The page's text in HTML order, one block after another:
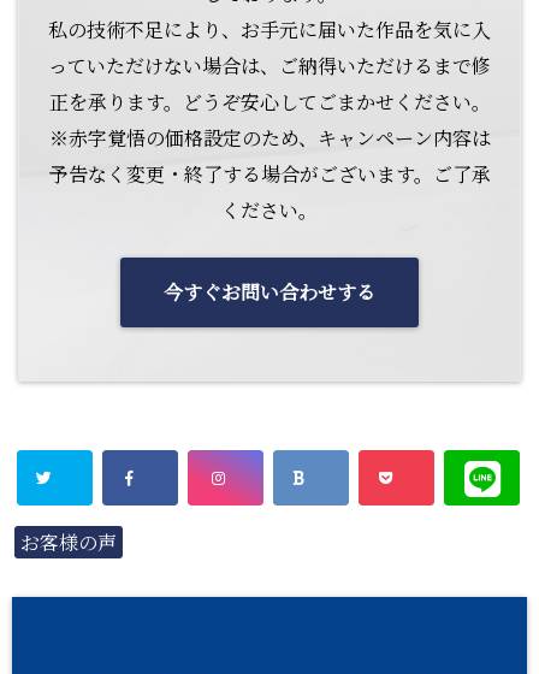
私の技術不足により、お手元に届いた作品を気に入
っていただけない場合は、ご納得いただけるまで修
正を承ります。どうぞ安心してごまかせください。
※赤字覚悟の価格設定のため、キャンペーン内容は
予告なく変更・終了する場合がございます。ご了承
ください。
今すぐお問い合わせする
お客様の声